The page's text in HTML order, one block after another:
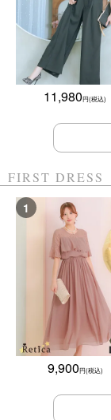
11,980
FIRST DRESS
9,900